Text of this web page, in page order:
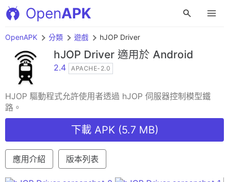
OpenAPK
OpenAPK 分類 遊戲 hJOP Driver
hJOP Driver 適用於 Android
2.4 APACHE-2.0
HJOP 驅動程式允許使用者透過 hJOP 伺服器控制模型鐵
路。
下載 APK (5.7 MB)
應用介紹 版本列表